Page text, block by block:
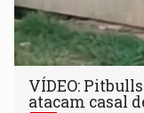
VÍDEO:
atacam casal